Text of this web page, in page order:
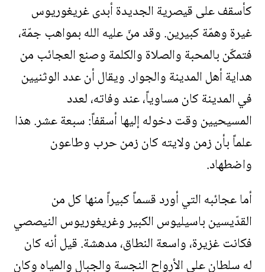
كأسقف على قيصرية الجديدة أبدى غريغوريوس
غيرة وهمّة كبيرين. وقد منّ عليه الله بمواهب جمّة،
فتمكّن بالمحبة والصلاة والكلمة وصنع العجائب من
هداية أهل المدينة والجوار. ويقال أن عدد الوثنيين
في المدينة كان مساوياً، عند وفاته، لعدد
المسيحيين وقت دخوله إليها أسقفاً: سبعة عشر. هذا
علماً بأن زمن ولايته كان زمن حرب وطاعون
واضطهاد.
أما عجائبه التي أورد قسماً كبيراً منها كل من
القدّيسين باسيليوس الكبير وغريغوريوس النيصصي
فكانت غزيرة، واسعة النطاق، مدهشة. قيل أنه كان
له سلطان على الأرواح النجسة والجبال والمياه وكان